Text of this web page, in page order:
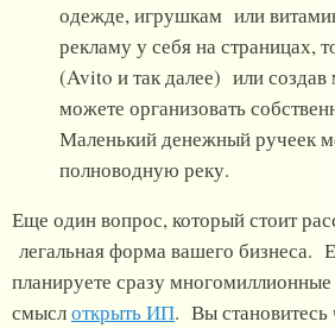
одежде, игрушкам или
рекламу у себя на страницах,
(Avito и так далее) или создав
можете организовать
Маленький денежный ручеек
полноводную реку.
Еще один вопрос, который стоит
легальная форма вашего бизнеса.
планируете сразу
смыслоткрыть ИП. Вы становитесь